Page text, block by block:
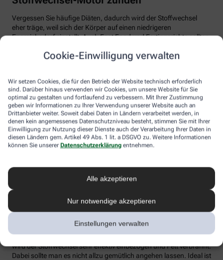
Cookie-Einwilligung verwalten
Wir setzen Cookies, die für den Betrieb der Website technisch erforderlich
sind. Darüber hinaus verwenden wir Cookies, um unsere Website für Sie
optimal zu gestalten und fortlaufend zu verbessern. Mit Ihrer Zustimmung
geben wir Informationen zu Ihrer Verwendung unserer Website auch an
Drittanbieter weiter. Soweit dabei Daten in Ländern verarbeitet werden, in
denen kein angemessenes Datenschutzniveau besteht, stimmen Sie mit Ihrer
Einwilligung zur Nutzung dieser Dienste auch der Verarbeitung Ihrer Daten in
diesen Ländern gem. Artikel 49 Abs. 1 lit. a DSGVO zu. Weitere Informationen
können Sie unserer Datenschutzerklärung entnehmen.
Alle akzeptieren
Nur notwendige akzeptieren
Einstellungen verwalten
Vergessen Sie häufige Diäten, dadurch wird der Stoffwechsel
eher träge, weil sich der Körper auf einen niedrigeren
Energiebedarf einstellt. Auch Fast Food und Fertiggerichte sollten
Körper bei der Verarbeitung von hochverarbeiteten Lebensmitteln
Tim Hollstein rät zu einer proteinreichen Ernährung (Vorsicht bei
Vorerkrankungen wie Nierenleiden!). Denn Proteine sind nicht nur
gut für den Muskelaufbau, der Körper benötigt auch viel Energie,
um Eiweiß abzubauen. Das regt den Stoffwechsel an. Proteine
stecken vor allem in magerem Fleisch, Fisch und Milchprodukten
wie Quark und Skyr. Auch sogenannte thermogene Lebensmittel
wie Chilis oder Ingwer können das braune Fettgewebe aktivieren
und den Energieverbrauch erhöhen.
In Bewegung kommen
Der richtige Mix macht’s
von weißen Fettzellen in braunes Fett begünstigen und dessen
Aktivität erhöhen. Ab circa 30 Minuten Joggen oder Radfahren
wird der Stoffwechsel sehr effektiv einbezogen und Fett verbrannt.
Dabei sollte man es nicht allzu gemütlich angehen lassen. Ideal ist